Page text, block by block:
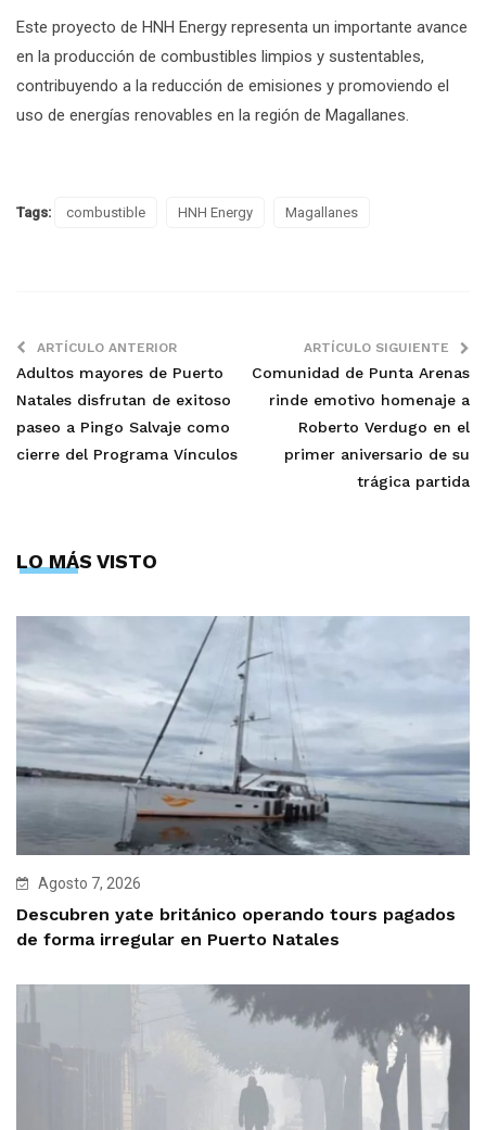
Este proyecto de HNH Energy representa un importante avance
en la producción de combustibles limpios y sustentables,
contribuyendo a la reducción de emisiones y promoviendo el
uso de energías renovables en la región de Magallanes.
Tags: combustible HNH Energy Magallanes
ARTÍCULO ANTERIOR
Adultos mayores de Puerto
Natales disfrutan de exitoso
paseo a Pingo Salvaje como
cierre del Programa Vínculos
ARTÍCULO SIGUIENTE
Comunidad de Punta Arenas
rinde emotivo homenaje a
Roberto Verdugo en el
primer aniversario de su
trágica partida
LO MÁS VISTO
Agosto 7, 2026
Descubren yate británico operando tours pagados
de forma irregular en Puerto Natales